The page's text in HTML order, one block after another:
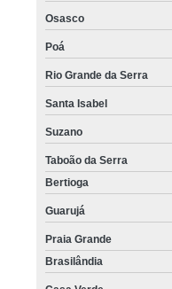
micropigmentação capilar
micropigmentação capilar em
onde encontro
micropigmentação capilar
quanto custa
micropigmentação capilar
micropigmentação capilar
micropigmentação capilar em
micropigmentação capilar 3d
Osasco
Poá
Rio Grande da Serra
Santa Isabel
Suzano
Taboão da Serra
Bertioga
Guarujá
Praia Grande
Brasilândia